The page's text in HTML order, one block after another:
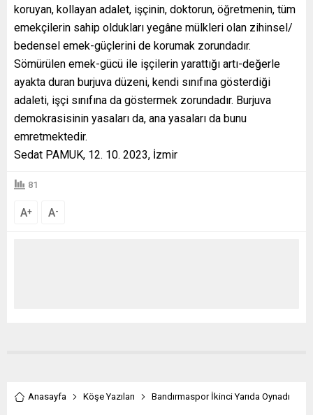
koruyan, kollayan adalet, işçinin, doktorun, öğretmenin, tüm
emekçilerin sahip oldukları yegâne mülkleri olan zihinsel/
bedensel emek-güçlerini de korumak zorundadır.
Sömürülen emek-gücü ile işçilerin yarattığı artı-değerle
ayakta duran burjuva düzeni, kendi sınıfına gösterdiği
adaleti, işçi sınıfına da göstermek zorundadır. Burjuva
demokrasisinin yasaları da, ana yasaları da bunu
emretmektedir.
Sedat PAMUK, 12. 10. 2023, İzmir
81
A+ A-
Anasayfa Köşe Yazıları Bandırmaspor İkinci Yarıda Oynadı